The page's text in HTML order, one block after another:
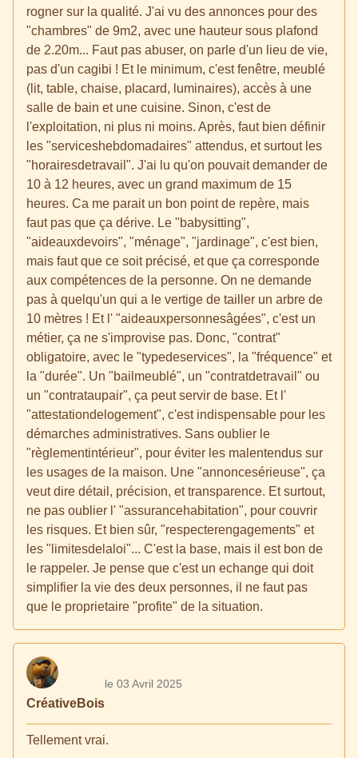
rogner sur la qualité. J'ai vu des annonces pour des
"chambres" de 9m2, avec une hauteur sous plafond
de 2.20m... Faut pas abuser, on parle d'un lieu de vie,
pas d'un cagibi ! Et le minimum, c'est fenêtre, meublé
(lit, table, chaise, placard, luminaires), accès à une
salle de bain et une cuisine. Sinon, c'est de
l'exploitation, ni plus ni moins. Après, faut bien définir
les "serviceshebdomadaires" attendus, et surtout les
"horairesdetravail". J'ai lu qu'on pouvait demander de
10 à 12 heures, avec un grand maximum de 15
heures. Ca me parait un bon point de repère, mais
faut pas que ça dérive. Le "babysitting",
"aideauxdevoirs", "ménage", "jardinage", c'est bien,
mais faut que ce soit précisé, et que ça corresponde
aux compétences de la personne. On ne demande
pas à quelqu'un qui a le vertige de tailler un arbre de
10 mètres ! Et l' "aideauxpersonnesâgées", c'est un
métier, ça ne s'improvise pas. Donc, "contrat"
obligatoire, avec le "typedeservices", la "fréquence" et
la "durée". Un "bailmeublé", un "contratdetravail" ou
un "contrataupair", ça peut servir de base. Et l'
"attestationdelogement", c'est indispensable pour les
démarches administratives. Sans oublier le
"règlementintérieur", pour éviter les malentendus sur
les usages de la maison. Une "annoncesérieuse", ça
veut dire détail, précision, et transparence. Et surtout,
ne pas oublier l' "assurancehabitation", pour couvrir
les risques. Et bien sûr, "respecterengagements" et
les "limitesdelaloi"... C'est la base, mais il est bon de
le rappeler. Je pense que c'est un echange qui doit
simplifier la vie des deux personnes, il ne faut pas
que le proprietaire "profite" de la situation.
CréativeBois
le 03 Avril 2025
Tellement vrai.